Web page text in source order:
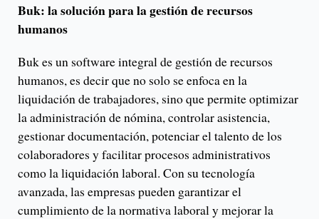
Buk: la solución para la gestión de recursos
humanos
Buk es un software integral de gestión de recursos
humanos, es decir que no solo se enfoca en la
liquidación de trabajadores, sino que permite optimizar
la administración de nómina, controlar asistencia,
gestionar documentación, potenciar el talento de los
colaboradores y facilitar procesos administrativos
como la liquidación laboral. Con su tecnología
avanzada, las empresas pueden garantizar el
cumplimiento de la normativa laboral y mejorar la